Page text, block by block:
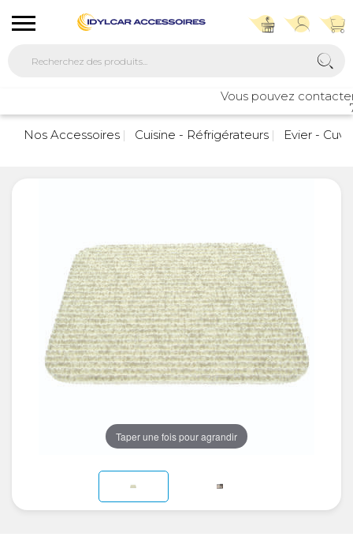
Vous pouvez
Nos Accessoires
Cuisine - Réfrigérateurs Evier - Cuve
Taper une fois pour agrandir